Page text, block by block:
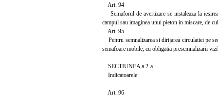
Art. 94
Semaforul de avertizare se instaleaza la
campul sau imaginea unui pieton in miscare, de
Art. 95
Pentru semnalizarea si dirijarea circulatiei pe
semafoare mobile, cu obligatia presemnalizarii
SECTIUNEA a 2-a
Indicatoarele
Art. 96